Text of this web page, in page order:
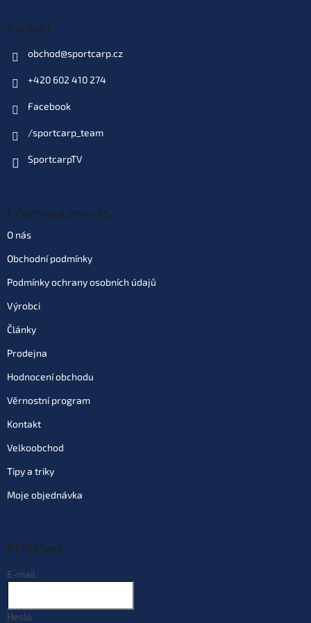
Kontakt
obchod@sportcarp.cz
+420 602 410 274
Facebook
/sportcarp_team
SportcarpTV
Informace pro vás
O nás
Obchodní podmínky
Podmínky ochrany osobních údajů
Výrobci
Články
Prodejna
Hodnocení obchodu
Věrnostní program
Kontakt
Velkoobchod
Tipy a triky
Moje objednávka
Přihlášení
E-mail
Heslo